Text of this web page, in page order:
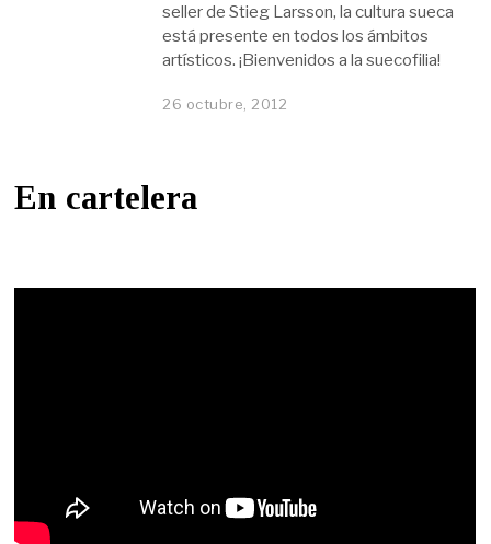
seller de Stieg Larsson, la cultura sueca
está presente en todos los ámbitos
artísticos. ¡Bienvenidos a la suecofilia!
26 octubre, 2012
En cartelera